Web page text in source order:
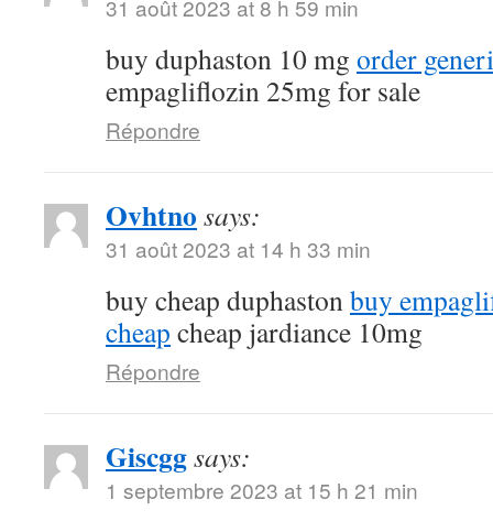
31 août 2023 at 8 h 59 min
buy duphaston 10 mg order
empagliflozin 25mg for sale
Répondre
Ovhtno says:
31 août 2023 at 14 h 33 min
buy cheap duphastonbuy
cheap cheap jardiance 10mg
Répondre
Giscggsays:
1 septembre 2023 at 15 h 21 min